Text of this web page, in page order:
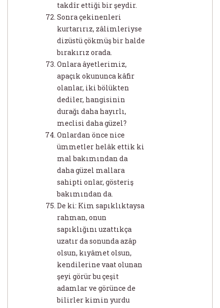
takdîr ettiği bir şeydir.
Sonra çekinenleri
kurtarırız, zâlimleriyse
dizüstü çökmüş bir halde
bırakırız orada.
Onlara âyetlerimiz,
apaçık okununca kâfir
olanlar, iki bölükten
dediler, hangisinin
durağı daha hayırlı,
meclisi daha güzel?
Onlardan önce nice
ümmetler helâk ettik ki
mal bakımından da
daha güzel mallara
sahipti onlar, gösteriş
bakımından da.
De ki: Kim sapıklıktaysa
rahman, onun
sapıklığını uzattıkça
uzatır da sonunda azâp
olsun, kıyâmet olsun,
kendilerine vaat olunan
şeyi görür bu çeşit
adamlar ve görünce de
bilirler kimin yurdu